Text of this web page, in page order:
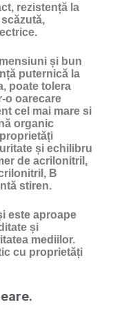
rezistență la
și bun
puternică la
poate tolera
o oarecare
cel mai mare si
organic
și echilibru
de acrilonitril,
B
stiren.
este aproape
și
mediilor.
cu proprietăți